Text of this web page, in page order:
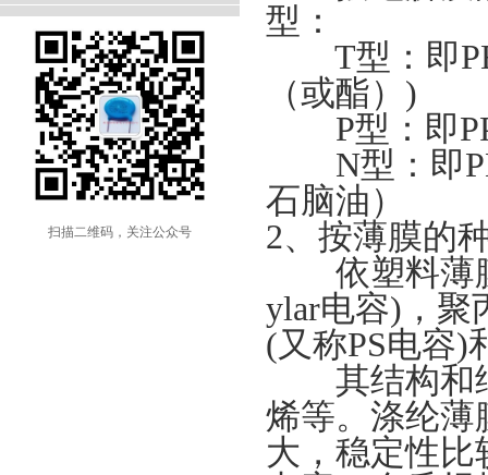
扫描二维码，关注公众号
型：
T型：即
（或酯）)
P型：即
N型：即
石脑油）
2、按薄膜的
依塑料薄膜
ylar电容)，聚
(又称PS电容)
其结构和纸
烯等。涤纶薄
大，稳定性